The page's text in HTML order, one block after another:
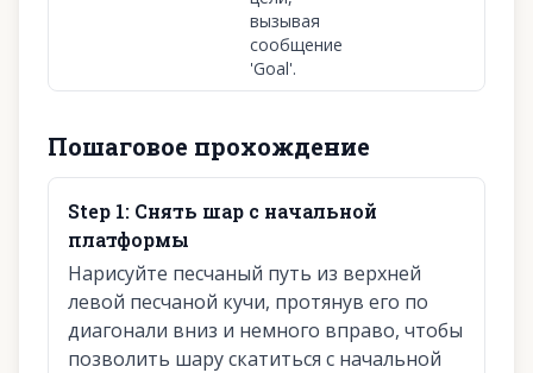
вызывая
сообщение
'Goal'.
Пошаговое прохождение
Step 1: Снять шар с начальной
платформы
Нарисуйте песчаный путь из верхней
левой песчаной кучи, протянув его по
диагонали вниз и немного вправо, чтобы
позволить шару скатиться с начальной